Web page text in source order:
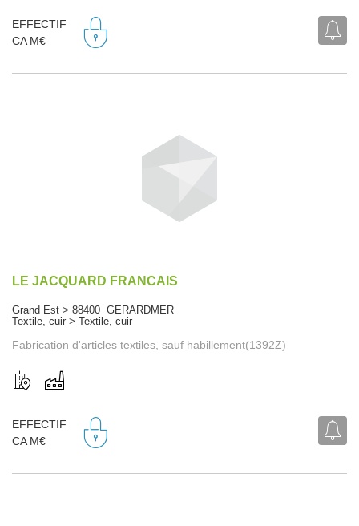
EFFECTIF
CA M€
LE JACQUARD FRANCAIS
Grand Est > 88400 GERARDMER
Textile, cuir > Textile, cuir
Fabrication d'articles textiles, sauf habillement(1392Z)
EFFECTIF
CA M€